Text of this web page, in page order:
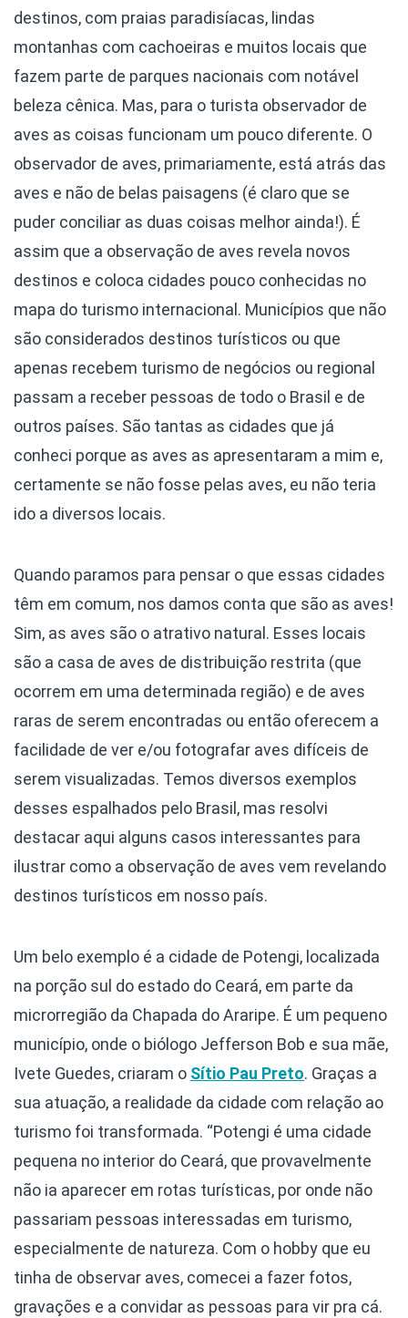
destinos, com praias paradisíacas, lindas
montanhas com cachoeiras e muitos locais que
fazem parte de parques nacionais com notável
beleza cênica. Mas, para o turista observador de
aves as coisas funcionam um pouco diferente. O
observador de aves, primariamente, está atrás das
aves e não de belas paisagens (é claro que se
puder conciliar as duas coisas melhor ainda!). É
assim que a observação de aves revela novos
destinos e coloca cidades pouco conhecidas no
mapa do turismo internacional. Municípios que não
são considerados destinos turísticos ou que
apenas recebem turismo de negócios ou regional
passam a receber pessoas de todo o Brasil e de
outros países. São tantas as cidades que já
conheci porque as aves as apresentaram a mim e,
certamente se não fosse pelas aves, eu não teria
ido a diversos locais.
Quando paramos para pensar o que essas cidades
têm em comum, nos damos conta que são as aves!
Sim, as aves são o atrativo natural. Esses locais
são a casa de aves de distribuição restrita (que
ocorrem em uma determinada região) e de aves
raras de serem encontradas ou então oferecem a
facilidade de ver e/ou fotografar aves difíceis de
serem visualizadas. Temos diversos exemplos
desses espalhados pelo Brasil, mas resolvi
destacar aqui alguns casos interessantes para
ilustrar como a observação de aves vem revelando
destinos turísticos em nosso país.
Um belo exemplo é a cidade de Potengi, localizada
na porção sul do estado do Ceará, em parte da
microrregião da Chapada do Araripe. É um pequeno
município, onde o biólogo Jefferson Bob e sua mãe,
Ivete Guedes, criaram o Sítio Pau Preto. Graças a
sua atuação, a realidade da cidade com relação ao
turismo foi transformada. “Potengi é uma cidade
pequena no interior do Ceará, que provavelmente
não ia aparecer em rotas turísticas, por onde não
passariam pessoas interessadas em turismo,
especialmente de natureza. Com o hobby que eu
tinha de observar aves, comecei a fazer fotos,
gravações e a convidar as pessoas para vir pra cá.